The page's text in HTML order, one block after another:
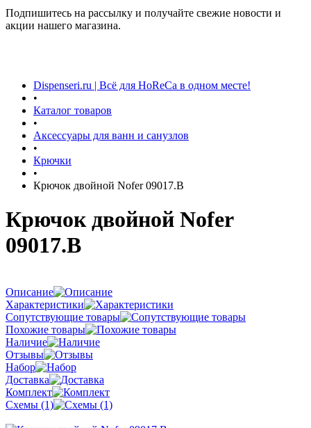
Подпишитесь на рассылку и получайте свежие новости и
акции нашего магазина.
Dispenseri.ru | Всё для HoReCa в одном месте!
•
Каталог товаров
•
Аксессуары для ванн и санузлов
•
Крючки
•
Крючок двойной Nofer 09017.B
Крючок двойной Nofer
09017.B
Описание
Характеристики
Сопутствующие товары
Похожие товары
Наличие
Отзывы
Набор
Доставка
Комплект
Схемы (1)